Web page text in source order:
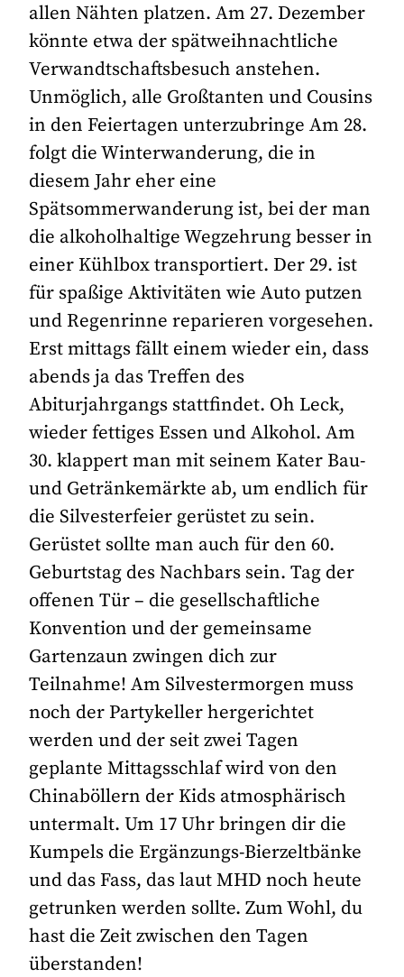
allen Nähten platzen. Am 27. Dezember
könnte etwa der spätweihnachtliche
Verwandtschaftsbesuch anstehen.
Unmöglich, alle Großtanten und Cousins
in den Feiertagen unterzubringe Am 28.
folgt die Winterwanderung, die in
diesem Jahr eher eine
Spätsommerwanderung ist, bei der man
die alkoholhaltige Wegzehrung besser in
einer Kühlbox transportiert. Der 29. ist
für spaßige Aktivitäten wie Auto putzen
und Regenrinne reparieren vorgesehen.
Erst mittags fällt einem wieder ein, dass
abends ja das Treffen des
Abiturjahrgangs stattfindet. Oh Leck,
wieder fettiges Essen und Alkohol. Am
30. klappert man mit seinem Kater Bau-
und Getränkemärkte ab, um endlich für
die Silvesterfeier gerüstet zu sein.
Gerüstet sollte man auch für den 60.
Geburtstag des Nachbars sein. Tag der
offenen Tür – die gesellschaftliche
Konvention und der gemeinsame
Gartenzaun zwingen dich zur
Teilnahme! Am Silvestermorgen muss
noch der Partykeller hergerichtet
werden und der seit zwei Tagen
geplante Mittagsschlaf wird von den
Chinaböllern der Kids atmosphärisch
untermalt. Um 17 Uhr bringen dir die
Kumpels die Ergänzungs-Bierzeltbänke
und das Fass, das laut MHD noch heute
getrunken werden sollte. Zum Wohl, du
hast die Zeit zwischen den Tagen
überstanden!